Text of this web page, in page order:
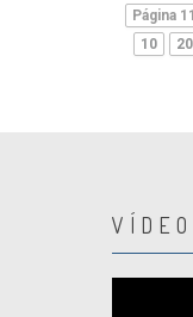
Página
10
20